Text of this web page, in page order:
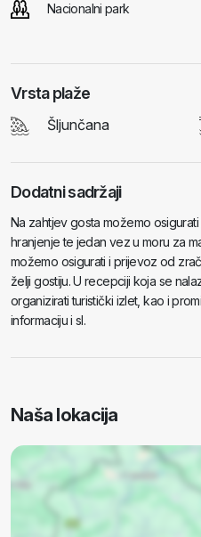
Nacionalni park
Vrsta plaže
Šljunčana
Dodatni sadržaji
Na zahtjev gosta možemo
hranjenje te jedan vez u moru za
možemo osigurati i prijevoz od
želji gostiju. U recepciji koja se
organizirati turistički izlet, kao i
informaciju i sl.
Naša lokacija